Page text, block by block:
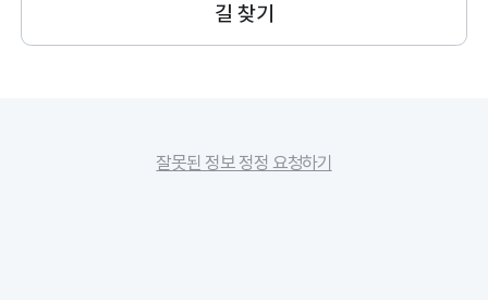
길 찾기
잘못된 정보 정정 요청하기